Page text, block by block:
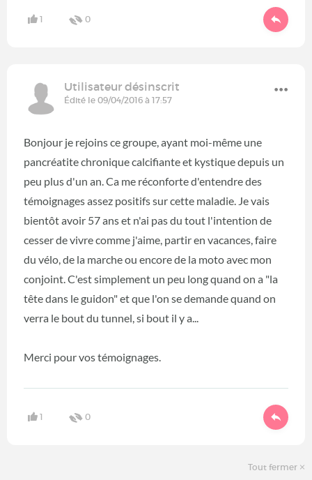
1 0
Utilisateur désinscrit
Édité le 09/04/2016 à 17:57
Bonjour je rejoins ce groupe, ayant moi-même une
pancréatite chronique calcifiante et kystique depuis un
peu plus d'un an. Ca me réconforte d'entendre des
témoignages assez positifs sur cette maladie. Je vais
bientôt avoir 57 ans et n'ai pas du tout l'intention de
cesser de vivre comme j'aime, partir en vacances, faire
du vélo, de la marche ou encore de la moto avec mon
conjoint. C'est simplement un peu long quand on a "la
tête dans le guidon" et que l'on se demande quand on
verra le bout du tunnel, si bout il y a...
Merci pour vos témoignages.
1 0
Tout fermer